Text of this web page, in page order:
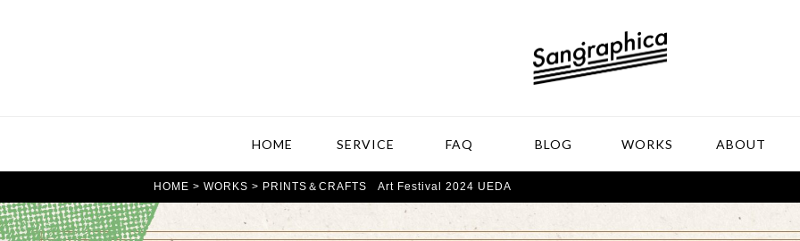
HOME SERVICE FAQ BLOG WORKS ABOUT
HOME > WORKS > PRINTS＆CRAFTS Art Festival 2024 UEDA